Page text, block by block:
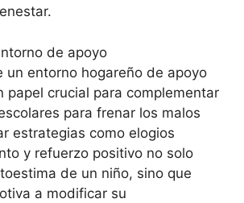
de apoyo
un entorno hogareño de apoyo
papel crucial para complementar
para frenar los malos
estrategias como elogios
y refuerzo positivo no solo
de un niño, sino que
a modificar su